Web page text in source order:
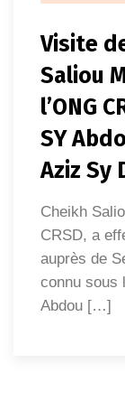
Visite
Saliou
l’ONG
SY
Aziz Sy
Cheikh
CRSD, a
auprès de
connu sous
Abdou […]